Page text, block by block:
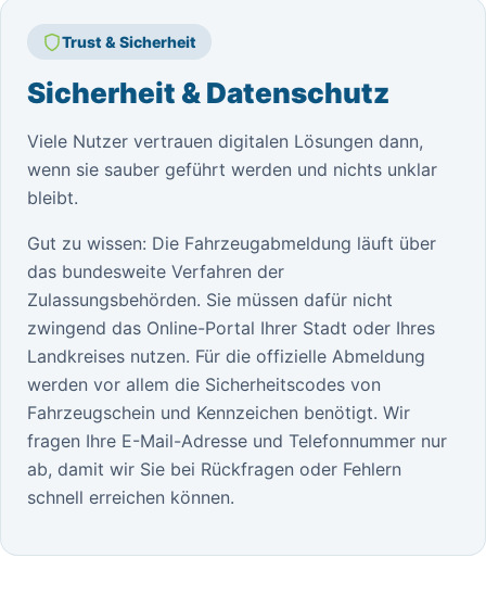
Trust & Sicherheit
Sicherheit & Datenschutz
Viele Nutzer vertrauen digitalen Lösungen dann,
wenn sie sauber geführt werden und nichts unklar
bleibt.
Gut zu wissen: Die Fahrzeugabmeldung läuft über
das bundesweite Verfahren der
Zulassungsbehörden. Sie müssen dafür nicht
zwingend das Online-Portal Ihrer Stadt oder Ihres
Landkreises nutzen. Für die offizielle Abmeldung
werden vor allem die Sicherheitscodes von
Fahrzeugschein und Kennzeichen benötigt. Wir
fragen Ihre E-Mail-Adresse und Telefonnummer nur
ab, damit wir Sie bei Rückfragen oder Fehlern
schnell erreichen können.